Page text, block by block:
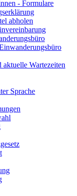
- Formulare
abholen
Wartezeiten
Sprache